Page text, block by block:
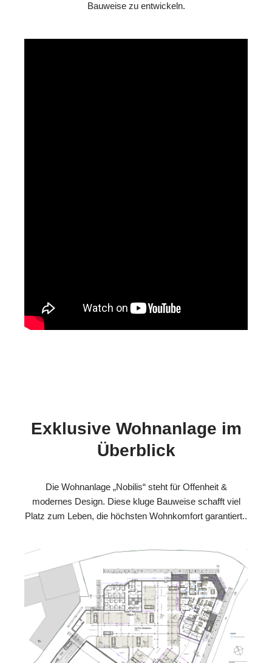
Bauweise zu entwickeln.
Exklusive Wohnanlage im
Überblick
Die Wohnanlage „Nobilis“ steht für Offenheit &
modernes Design. Diese kluge Bauweise schafft viel
Platz zum Leben, die höchsten Wohnkomfort garantiert..